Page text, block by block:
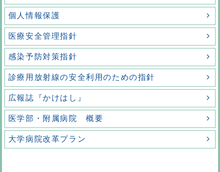
個人情報保護
医療安全管理指針
感染予防対策指針
診療用放射線の安全利用のための指針
広報誌『かけはし』
医学部・附属病院 概要
大学病院改革プラン